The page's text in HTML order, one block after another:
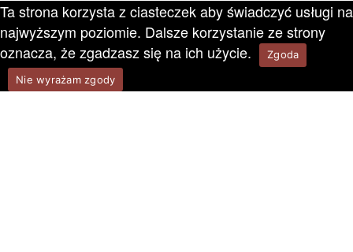
Ta strona korzysta z ciasteczek aby świadczyć usługi na
najwyższym poziomie. Dalsze korzystanie ze strony
oznacza, że zgadzasz się na ich użycie.
Zgoda
Nie wyrażam zgody